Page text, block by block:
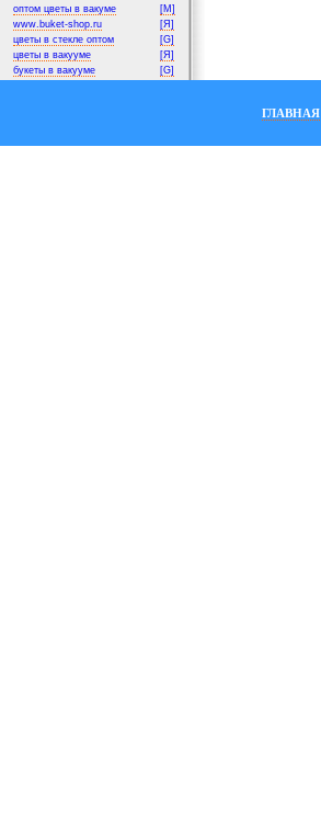
оптом цветы в вакуме
[M]
www.buket-shop.ru
[Я]
цветы в стекле оптом
[G]
цветы в вакууме
[Я]
букеты в вакууме
[G]
ГЛАВНАЯ